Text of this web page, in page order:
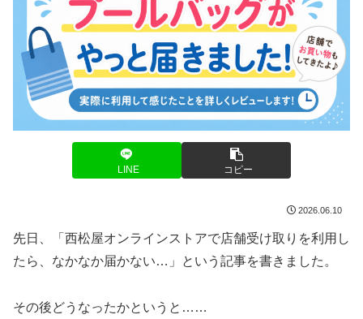
LINE コピー
2026.06.10
先日、「西松屋オンラインストアで店舗受け取りを利用し
たら、なかなか届かない…」という記事を書きました。
その後どうなったかというと……